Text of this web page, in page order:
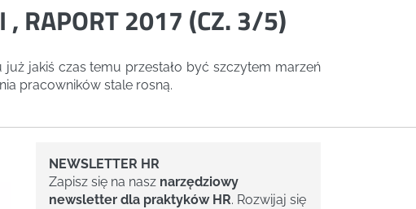
, RAPORT 2017 (CZ. 3/5)
już jakiś czas temu przestało być szczytem marzeń
pracowników stale rosną.
NEWSLETTER HR
Zapisz się na nasz narzędziowy
newsletter dla praktyków HR. Rozwijaj się